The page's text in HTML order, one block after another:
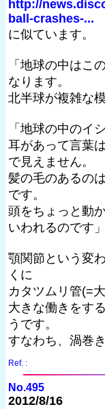
http://
ball-crashes-...
に似ています。
「地球の中はこ
なります。
北半球が複雑な
「地球の中のイ
耳があって言葉
で見えません。
髪の毛のあるの
です。
頭をちょっと動
いわれるのです」
顎関節という変
くに
カタツムリ管(=
大きな働きをす
うです。
すなわち、渦巻
Ref. :
No.495
2012/8/16